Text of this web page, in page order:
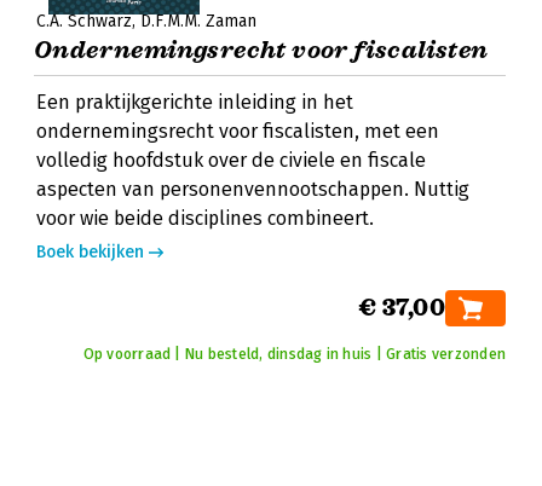
C.A. Schwarz D.F.M.M. Zaman
Ondernemingsrecht voor fiscalisten
Een praktijkgerichte inleiding in het
ondernemingsrecht voor fiscalisten, met een
volledig hoofdstuk over de civiele en fiscale
aspecten van personenvennootschappen. Nuttig
voor wie beide disciplines combineert.
Boek bekijken
€ 37,00
Op voorraad | Nu besteld, dinsdag in huis | Gratis verzonden